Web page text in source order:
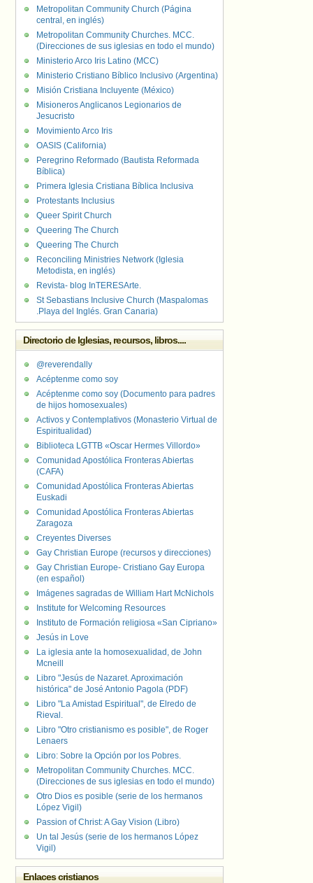
Metropolitan Community Church (Página
central, en inglés)
Metropolitan Community Churches. MCC.
(Direcciones de sus iglesias en todo el mundo)
Ministerio Arco Iris Latino (MCC)
Ministerio Cristiano Bíblico Inclusivo (Argentina)
Misión Cristiana Incluyente (México)
Misioneros Anglicanos Legionarios de
Jesucristo
Movimiento Arco Iris
OASIS (California)
Peregrino Reformado (Bautista Reformada
Bíblica)
Primera Iglesia Cristiana Bíblica Inclusiva
Protestants Inclusius
Queer Spirit Church
Queering The Church
Queering The Church
Reconciling Ministries Network (Iglesia
Metodista, en inglés)
Revista- blog InTERESArte.
St Sebastians Inclusive Church (Maspalomas
.Playa del Inglés. Gran Canaria)
Directorio de Iglesias, recursos, libros....
@reverendally
Acéptenme como soy
Acéptenme como soy (Documento para padres
de hijos homosexuales)
Activos y Contemplativos (Monasterio Virtual de
Espiritualidad)
Biblioteca LGTTB «Oscar Hermes Villordo»
Comunidad Apostólica Fronteras Abiertas
(CAFA)
Comunidad Apostólica Fronteras Abiertas
Euskadi
Comunidad Apostólica Fronteras Abiertas
Zaragoza
Creyentes Diverses
Gay Christian Europe (recursos y direcciones)
Gay Christian Europe- Cristiano Gay Europa
(en español)
Imágenes sagradas de William Hart McNichols
Institute for Welcoming Resources
Instituto de Formación religiosa «San Cipriano»
Jesús in Love
La iglesia ante la homosexualidad, de John
Mcneill
Libro "Jesús de Nazaret. Aproximación
histórica" de José Antonio Pagola (PDF)
Libro "La Amistad Espiritual", de Elredo de
Rieval.
Libro "Otro cristianismo es posible", de Roger
Lenaers
Libro: Sobre la Opción por los Pobres.
Metropolitan Community Churches. MCC.
(Direcciones de sus iglesias en todo el mundo)
Otro Dios es posible (serie de los hermanos
López Vigil)
Passion of Christ: A Gay Vision (Libro)
Un tal Jesús (serie de los hermanos López
Vigil)
Enlaces cristianos